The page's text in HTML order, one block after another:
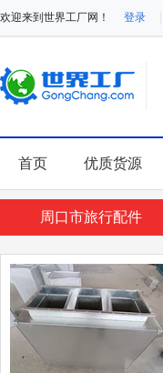
欢迎来到世界工厂网！ 登录
首页 优质货源
周口市旅行配件